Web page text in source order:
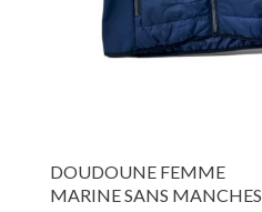
DOUDOUNE FEMME
MARINE SANS MANCHES